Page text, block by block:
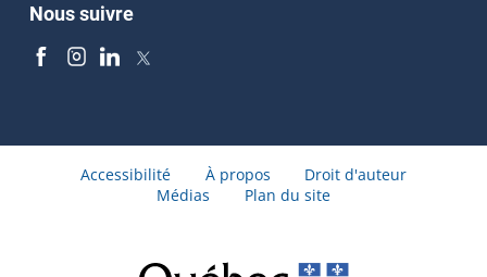
Nous suivre
Accessibilité À propos
Droit d'auteur
Médias
Plan du site